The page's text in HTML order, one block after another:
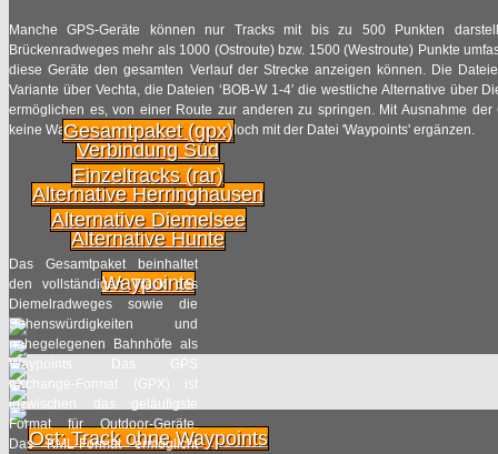
Manche GPS-Geräte können nur Tracks mit bis zu 500 Punkten
Brückenradweges mehr als 1000 (Ostroute) bzw. 1500 (Westroute) Punkte
diese Geräte den gesamten Verlauf der Strecke anzeigen können. Die
Variante über Vechta, die Dateien ‘BOB-W 1-4′ die westliche Alternative über
ermöglichen es, von einer Route zur anderen zu springen. Mit Ausnahme
keine Waypoints. Diese kann man jedoch mit der Datei 'Waypoints' ergänzen.
Verbindung Süd
Alternative Herringhausen
Alternative Hunte
Waypoints
Ost: Track ohne Waypoints
Gesamtpaket (gpx)
Einzeltracks (rar)
Alternative Diemelsee
Das Gesamtpaket beinhaltet
den vollständigen Track des
Diemelradweges sowie die
Sehenswürdigkeiten und
nahegelegenen Bahnhöfe als
Waypoints. Das GPS
eXchange-Format (GPX) ist
inzwischen das geläufigste
Format für Outdoor-Geräte.
Das KML-Format ermöglicht